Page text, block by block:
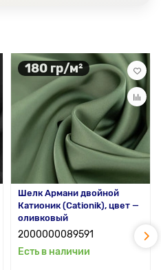
180 гр/м²
Шелк Армани двойной
Катионик (Cationik), цвет —
оливковый
2000000089591
Есть в наличии